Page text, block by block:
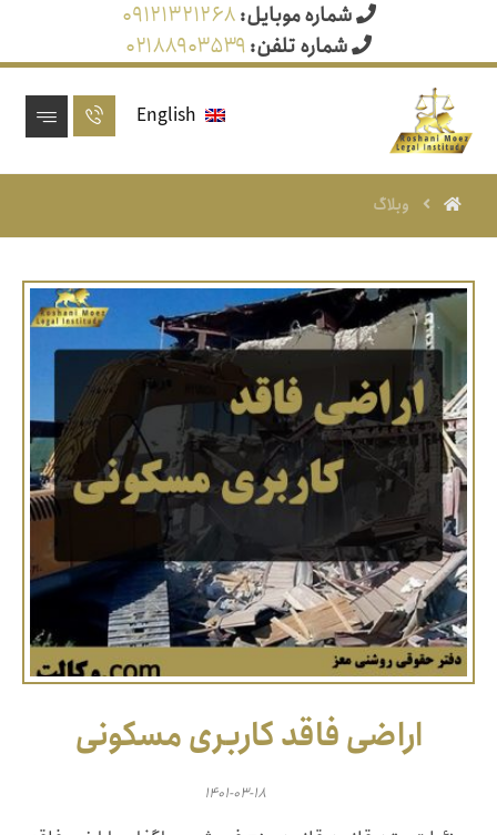
شماره موبایل:۰۹۱۲۱۳۲۱۲۶۸
شماره تلفن:۰۲۱۸۸۹۰۳۵۳۹
English
وبلاگ
اراضی فاقد کاربری مسکونی
۱۴۰۱-۰۳-۱۸